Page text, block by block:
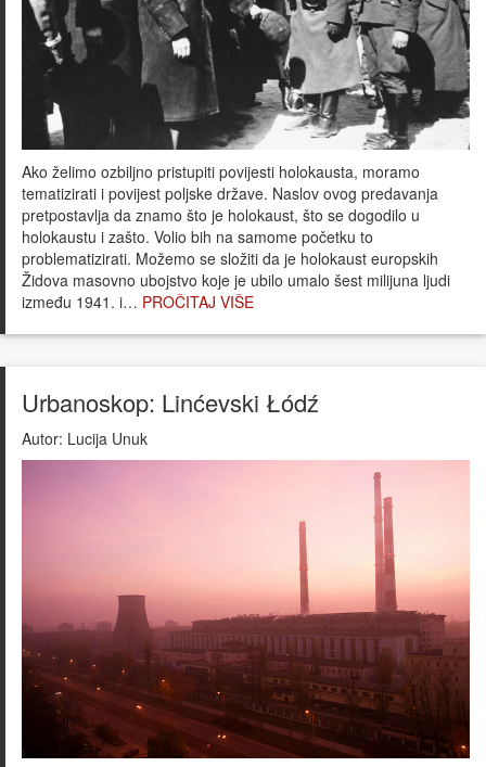
Ako želimo ozbiljno pristupiti povijesti holokausta, moramo
tematizirati i povijest poljske države. Naslov ovog predavanja
pretpostavlja da znamo što je holokaust, što se dogodilo u
holokaustu i zašto. Volio bih na samome početku to
problematizirati. Možemo se složiti da je holokaust europskih
Židova masovno ubojstvo koje je ubilo umalo šest milijuna ljudi
između 1941. i… PROČITAJ VIŠE
Urbanoskop: Linćevski Łódź
Autor: Lucija Unuk